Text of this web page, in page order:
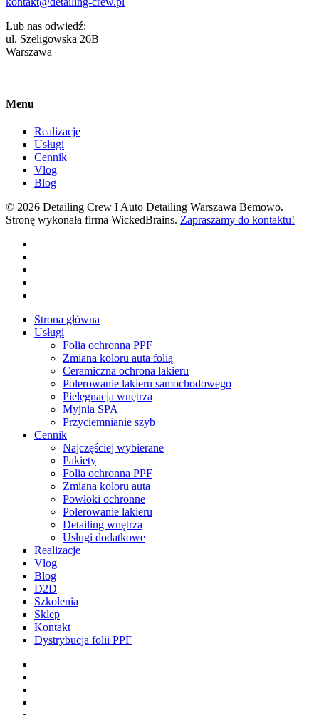
Lub nas odwiedź:
ul. Szeligowska 26B
Warszawa
Menu
Realizacje
Usługi
Cennik
Vlog
Blog
© 2026 Detailing Crew I Auto Detailing Warszawa Bemowo.
Stronę wykonała firma WickedBrains. Zapraszamy do kontaktu!
Close
Menu
Strona główna
Usługi
Folia ochronna PPF
Zmiana koloru auta folią
Ceramiczna ochrona lakieru
Polerowanie lakieru samochodowego
Pielęgnacja wnętrza
Myjnia SPA
Przyciemnianie szyb
Cennik
Najczęściej wybierane
Pakiety
Folia ochronna PPF
Zmiana koloru auta
Powłoki ochronne
Polerowanie lakieru
Detailing wnętrza
Usługi dodatkowe
Realizacje
Vlog
Blog
D2D
Szkolenia
Sklep
Kontakt
Dystrybucja folii PPF